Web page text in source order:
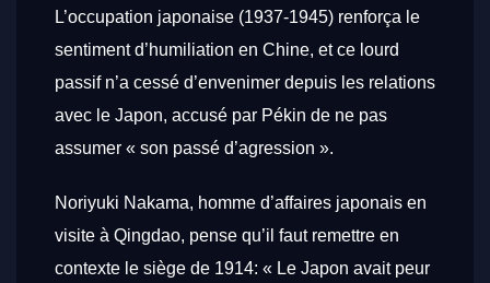
L’occupation japonaise (1937-1945) renforça le
sentiment d’humiliation en Chine, et ce lourd
passif n’a cessé d’envenimer depuis les relations
avec le Japon, accusé par Pékin de ne pas
assumer « son passé d’agression ».
Noriyuki Nakama, homme d’affaires japonais en
visite à Qingdao, pense qu’il faut remettre en
contexte le siège de 1914: « Le Japon avait peur